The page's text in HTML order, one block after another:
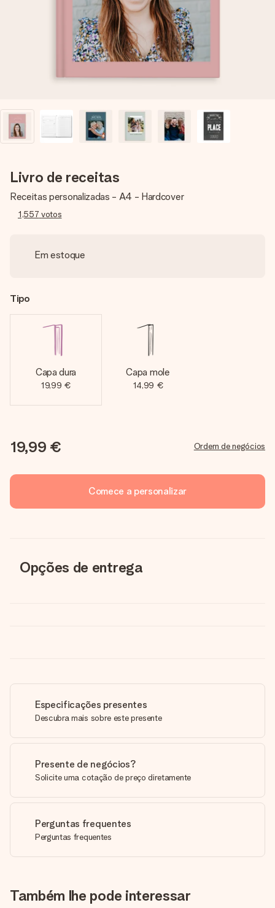
dela, uma foto ou uma mensagem que realmente toca o
coração. Sem complicações, apenas todo o amor num
momento especial.
Livro de receitas
Receitas personalizadas - A4 - Hardcover
1,557 votos
Em estoque
Tipo
Capa dura
19,99 €
Capa mole
14,99 €
19,99 € Ordem de negócios
Comece a personalizar
Opções de entrega
Especificações presentes
Descubra mais sobre este presente
Presente de negócios?
Solicite uma cotação de preço diretamente
Perguntas frequentes
Perguntas frequentes
Também lhe pode interessar